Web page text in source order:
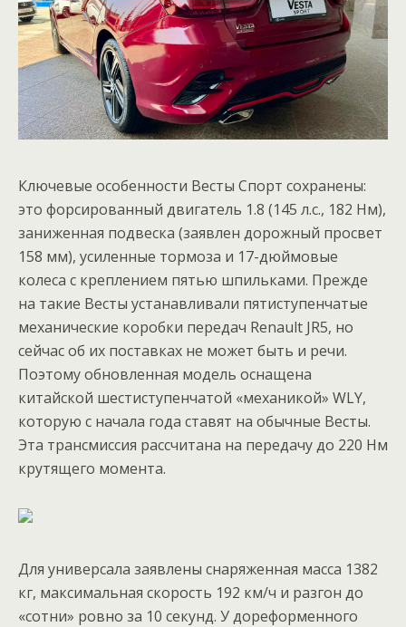
Ключевые особенности Весты Спорт сохранены:
это форсированный двигатель 1.8 (145 л.с., 182 Нм),
заниженная подвеска (заявлен дорожный просвет
158 мм), усиленные тормоза и 17-дюймовые
колеса с креплением пятью шпильками. Прежде
на такие Весты устанавливали пятиступенчатые
механические коробки передач Renault JR5, но
сейчас об их поставках не может быть и речи.
Поэтому обновленная модель оснащена
китайской шестиступенчатой «механикой» WLY,
которую с начала года ставят на обычные Весты.
Эта трансмиссия рассчитана на передачу до 220 Нм
крутящего момента.
Для универсала заявлены снаряженная масса 1382
кг, максимальная скорость 192 км/ч и разгон до
«сотни» ровно за 10 секунд. У дореформенного